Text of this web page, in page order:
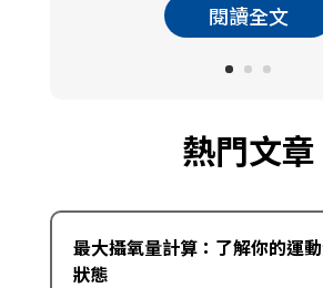
閱讀全文
熱門文章
最大攝氧量計算：了解你的運
狀態